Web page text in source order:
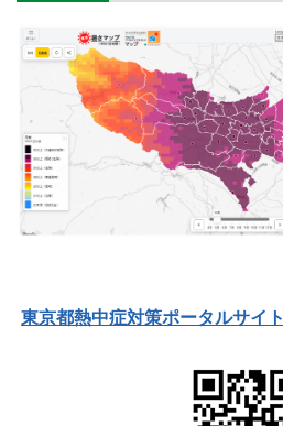
東京都熱中症対策ポータルサイト